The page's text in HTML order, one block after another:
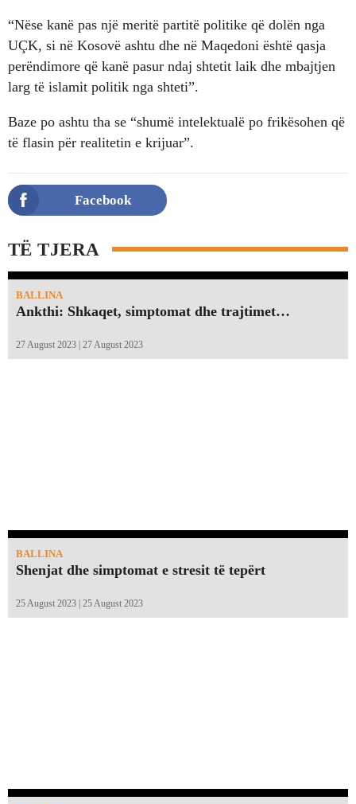
“Nëse kanë pas një meritë partitë politike që dolën nga
UÇK, si në Kosovë ashtu dhe në Maqedoni është qasja
perëndimore që kanë pasur ndaj shtetit laik dhe mbajtjen
larg të islamit politik nga shteti”.
Baze po ashtu tha se “shumë intelektualë po frikësohen që
të flasin për realitetin e krijuar”.
Facebook
TË TJERA
BALLINA
Ankthi: Shkaqet, simptomat dhe trajtimet…
27 August 2023 | 27 August 2023
BALLINA
Shenjat dhe simptomat e stresit të tepërt
25 August 2023 | 25 August 2023